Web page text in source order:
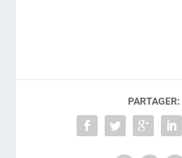
PARTAGER: